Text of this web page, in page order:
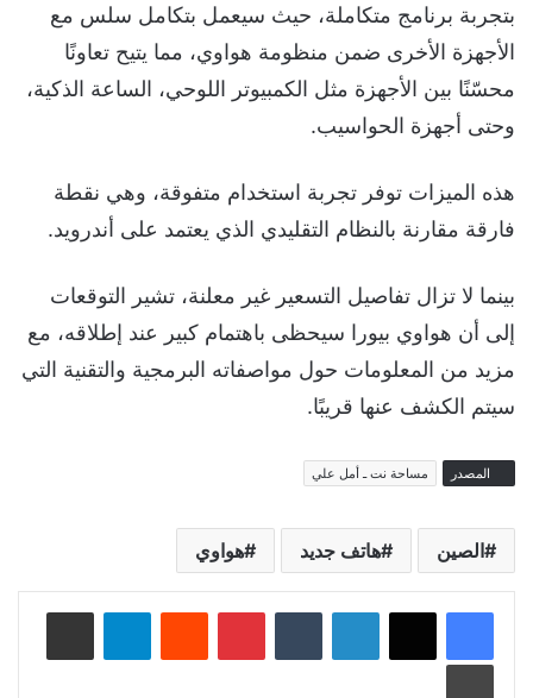
بتجربة برنامج متكاملة، حيث سيعمل بتكامل سلس مع
الأجهزة الأخرى ضمن منظومة هواوي، مما يتيح تعاونًا
محسّنًا بين الأجهزة مثل الكمبيوتر اللوحي، الساعة الذكية،
وحتى أجهزة الحواسيب.
هذه الميزات توفر تجربة استخدام متفوقة، وهي نقطة
فارقة مقارنة بالنظام التقليدي الذي يعتمد على أندرويد.
بينما لا تزال تفاصيل التسعير غير معلنة، تشير التوقعات
إلى أن هواوي بيورا سيحظى باهتمام كبير عند إطلاقه، مع
مزيد من المعلومات حول مواصفاته البرمجية والتقنية التي
سيتم الكشف عنها قريبًا.
المصدر مساحة نت ـ أمل علي
الصين هاتف جديد هواوي
لينكدإن بينتيريست